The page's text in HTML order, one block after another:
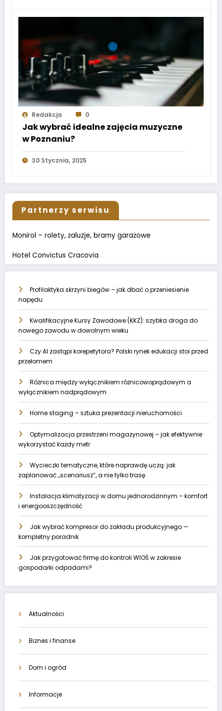
Redakcja 0
Jak wybrać idealne zajęcia muzyczne
w Poznaniu?
30 Stycznia, 2025
Partnerzy serwisu
Monirol – rolety, żaluzje, bramy garażowe
Hotel Convictus Cracovia
Profilaktyka skrzyni biegów – jak dbać o przeniesienie
napędu
Kwalifikacyjne Kursy Zawodowe (KKZ): szybka droga do
nowego zawodu w dowolnym wieku
Czy AI zastąpi korepetytora? Polski rynek edukacji stoi przed
przełomem
Różnica między wyłącznikiem różnicowoprądowym a
wyłącznikiem nadprądowym
Home staging – sztuka prezentacji nieruchomości
Optymalizacja przestrzeni magazynowej – jak efektywnie
wykorzystać każdy metr
Wycieczki tematyczne, które naprawdę uczą: jak
zaplanować „scenariusz”, a nie tylko trasę
Instalacja klimatyzacji w domu jednorodzinnym – komfort
i energooszczędność
Jak wybrać kompresor do zakładu produkcyjnego —
kompletny poradnik
Jak przygotować firmę do kontroli WIOŚ w zakresie
gospodarki odpadami?
Aktualności
Biznes i finanse
Dom i ogród
Informacje